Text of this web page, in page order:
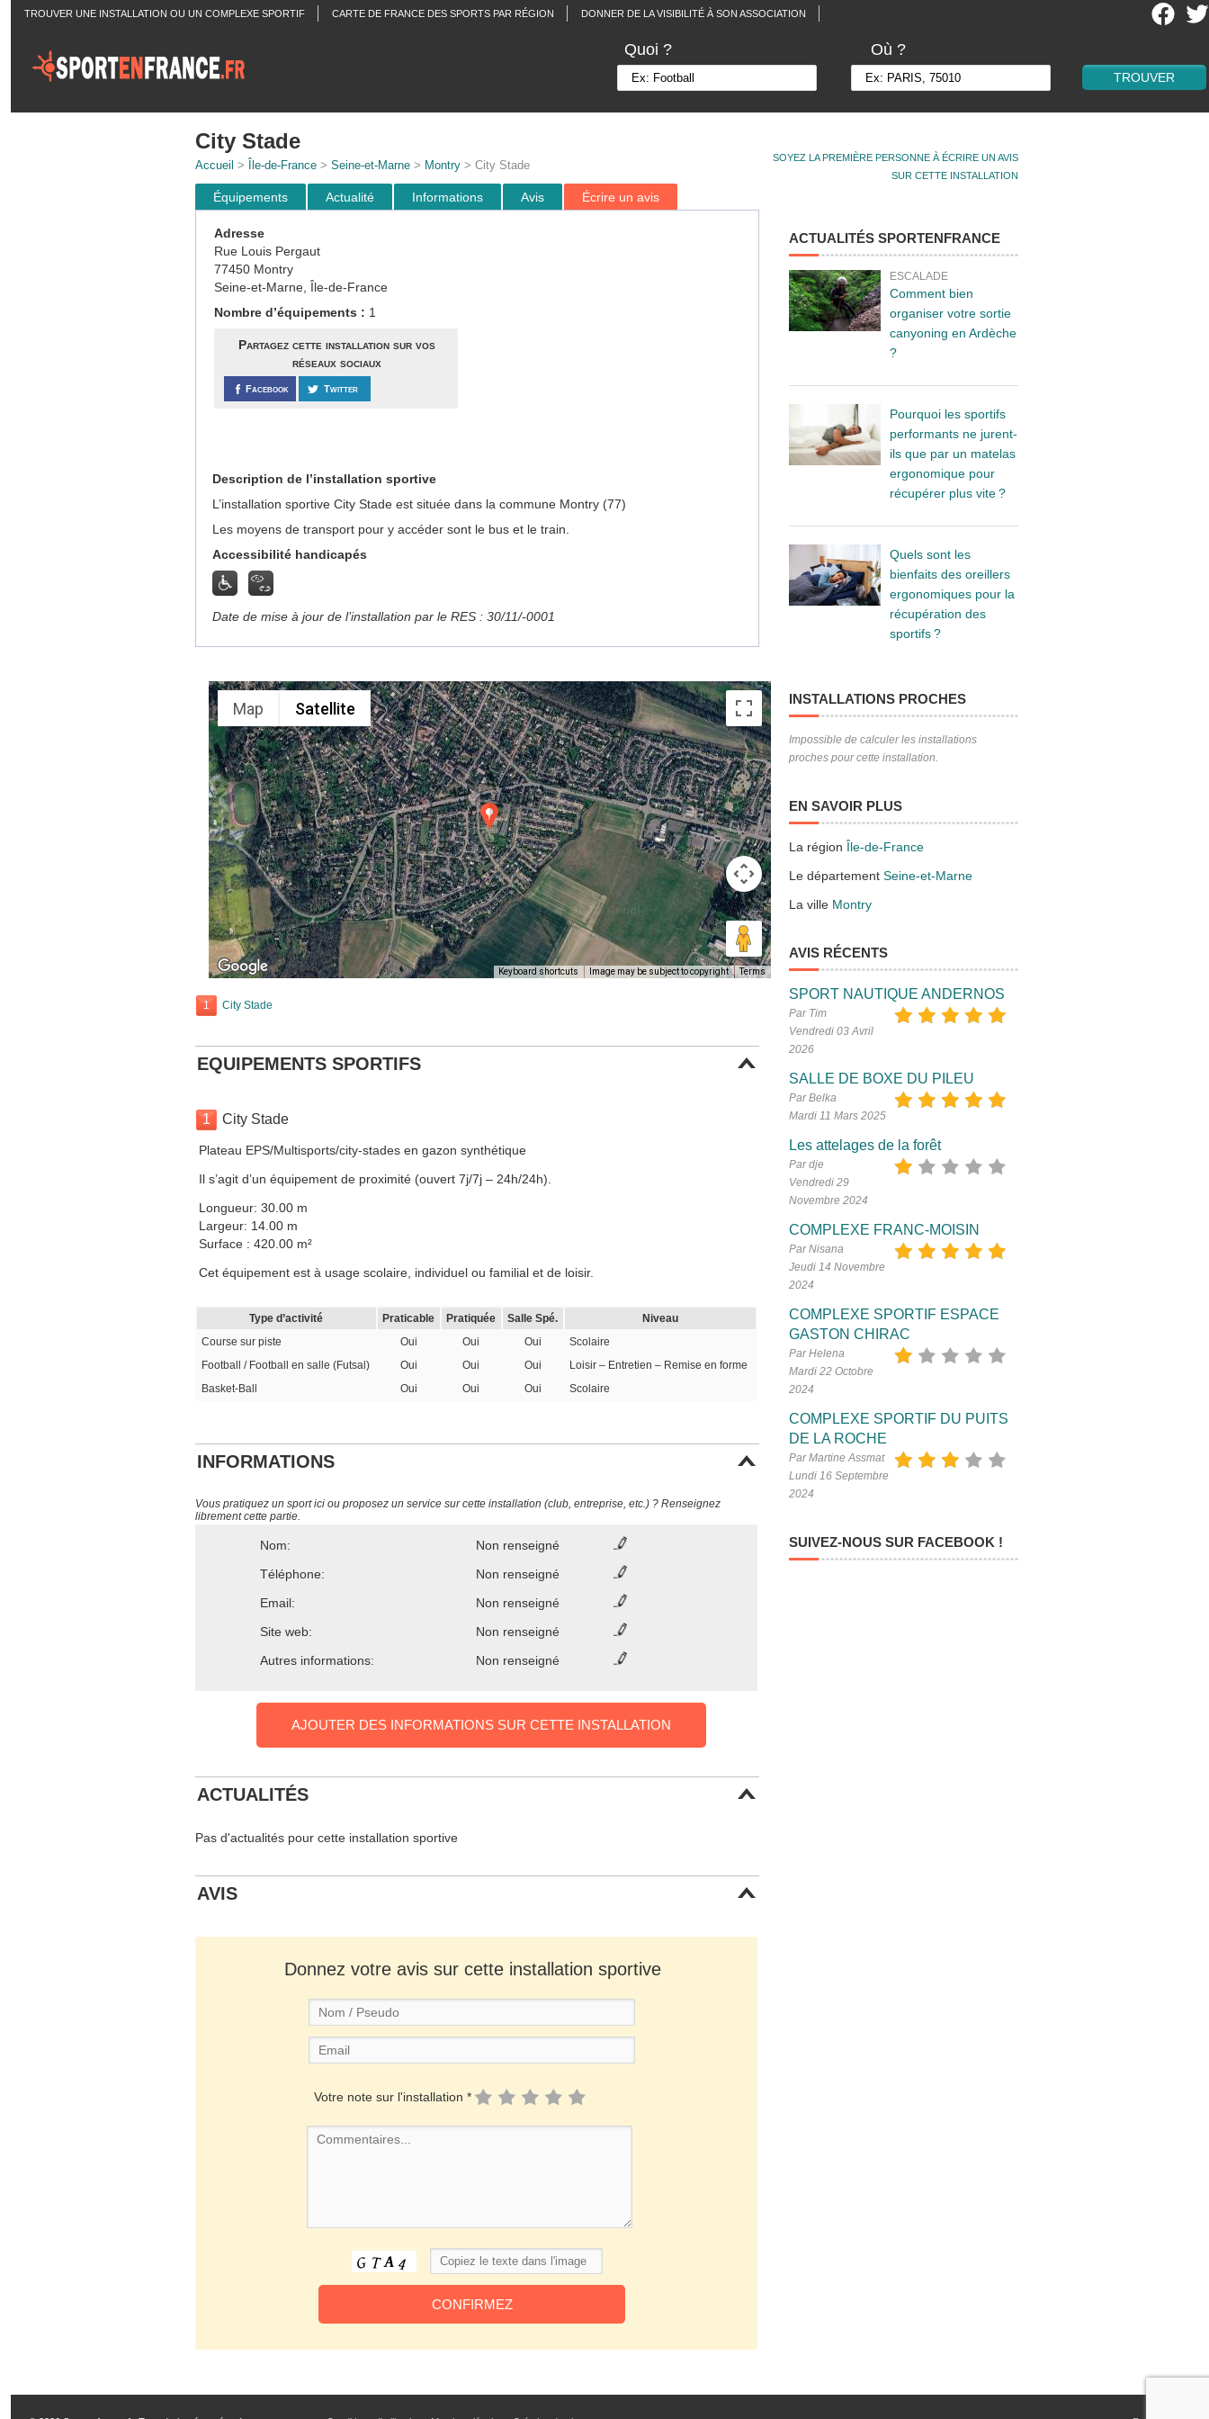
TROUVER UNE INSTALLATION OU UN COMPLEXE SPORTIF CARTE DE FRANCE DES SPORTS PAR RÉGION DONNER DE LA VISIBILITÉ À SON ASSOCIATION
Quoi ? Où ?
SOYEZ LA PREMIÈRE PERSONNE À ÉCRIRE UN AVIS
SUR CETTE INSTALLATION
City Stade
Accueil > Île-de-France> Seine-et-Marne> Montry> City Stade
Équipements Actualité Informations Avis Écrire un avis
Adresse
Rue Louis Pergaut
77450 Montry
Seine-et-Marne, Île-de-France
Nombre d’équipements : 1
Partagez cette installation sur vos
réseaux sociaux
Facebook Twitter
Description de l’installation sportive
L’installation sportive City Stade est située dans la commune Montry (77)
Les moyens de transport pour y accéder sont le bus et le train.
Accessibilité handicapés
Date de mise à jour de l’installation par le RES : 30/11/-0001
Map Satellite
Keyboard shortcuts Image may be subject to copyright Terms
1 City Stade
EQUIPEMENTS SPORTIFS
1 City Stade
Plateau EPS/Multisports/city-stades en gazon synthétique
Il s’agit d’un équipement de proximité (ouvert 7j/7j – 24h/24h).
Longueur: 30.00 m
Largeur: 14.00 m
Surface : 420.00 m²
Cet équipement est à usage scolaire, individuel ou familial et de loisir.
Type d’activité Praticable Pratiquée Salle Spé.
Niveau
Course sur piste
Oui Oui Oui
Scolaire
Football / Football en salle (Futsal)
Oui Oui Oui
Loisir – Entretien – Remise en forme
Basket-Ball
Oui Oui Oui Scolaire
INFORMATIONS
Vous pratiquez un sport ici ou proposez un service sur cette installation (club, entreprise, etc.) ? Renseignez
librement cette partie.
Nom:
Non renseigné
Téléphone:
Non renseigné
Email:
Non renseigné
Site web:
Non renseigné
Autres informations:
Non renseigné
AJOUTER DES INFORMATIONS SUR CETTE INSTALLATION
ACTUALITÉS
Pas d'actualités pour cette installation sportive
AVIS
Donnez votre avis sur cette installation sportive
Votre note sur l'installation *
ACTUALITÉS SPORTENFRANCE
ESCALADE
Comment bien
organiser votre sortie
canyoning en Ardèche
?
Pourquoi les sportifs
performants ne jurent-
ils que par un matelas
ergonomique pour
récupérer plus vite ?
Quels sont les
bienfaits des oreillers
ergonomiques pour la
récupération des
sportifs ?
INSTALLATIONS PROCHES
Impossible de calculer les installations
proches pour cette installation.
EN SAVOIR PLUS
La région Île-de-France
Le département Seine-et-Marne
La ville Montry
AVIS RÉCENTS
SPORT NAUTIQUE ANDERNOS
Par Tim
Vendredi 03 Avril
2026
SALLE DE BOXE DU PILEU
Par Belka
Mardi 11 Mars 2025
Les attelages de la forêt
Par dje
Vendredi 29
Novembre 2024
COMPLEXE FRANC-MOISIN
Par Nisana
Jeudi 14 Novembre
2024
COMPLEXE SPORTIF ESPACE
GASTON CHIRAC
Par Helena
Mardi 22 Octobre
2024
COMPLEXE SPORTIF DU PUITS
DE LA ROCHE
Par Martine Assmat
Lundi 16 Septembre
2024
SUIVEZ-NOUS SUR FACEBOOK !